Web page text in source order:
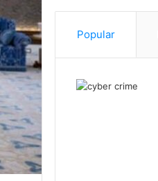
Popular